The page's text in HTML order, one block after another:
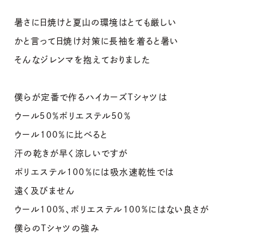
暑さに日焼けと夏山の環境はとても厳しい
かと言って日焼け対策に長袖を着ると暑い
そんなジレンマを抱えておりました
僕らが定番で作るハイカーズTシャツは
ウール５０％ポリエステル５０％
ウール１００％に比べると
汗の乾きが早く涼しいですが
ポリエステル１００％には吸水速乾性では
遠く及びません
ウール100%、ポリエステル100%にはない良さが
僕らのTシャツの強み